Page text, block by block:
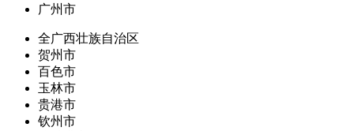
广州市
全广西壮族自治区
贺州市
百色市
玉林市
贵港市
钦州市